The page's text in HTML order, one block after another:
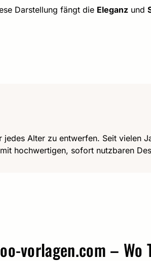
Darstellung fängt die Eleganz und
Alter zu entwerfen. Seit vielen
hochwertigen, sofort nutzbaren
– Wo